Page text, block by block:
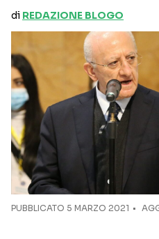
di REDAZIONE BLOGO
PUBBLICATO 5 MARZO 2021